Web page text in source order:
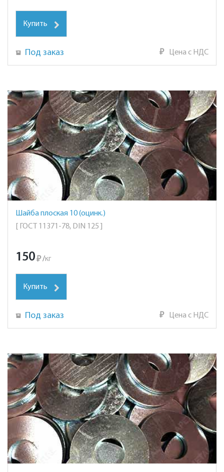
Купить
Под заказ ₽ Цена с НДС
Шайба плоская 10 (оцинк.)
[ ГОСТ 11371-78, DIN 125 ]
150₽ /кг
Купить
Под заказ ₽ Цена с НДС